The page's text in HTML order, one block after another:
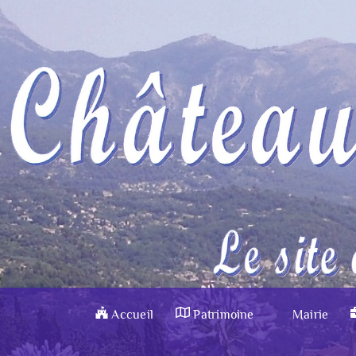
Accueil Patrimoine Mairie